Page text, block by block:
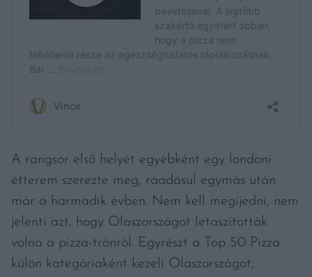
A rangsor első helyét egyébként egy londoni
étterem szerezte meg, ráadásul egymás után
már a harmadik évben. Nem kell megijedni, nem
jelenti azt, hogy Olaszországot letaszították
volna a pizza-trónról. Egyrészt a Top 50 Pizza
külön kategóriaként kezeli Olaszországot,